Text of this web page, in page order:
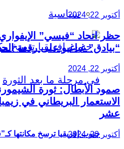
سياسية
جنوب إفريقيا ترسخ مكانتها
أكتوبر 22, 2024
حظر اتحاد “فيسي”
“بيادق” غباغبو على رقعة
أكتوبر 22, 2024
صمود الأبطال: ثورة
الاستعمار البريطاني في
عشر
أكتوبر 20, 2024